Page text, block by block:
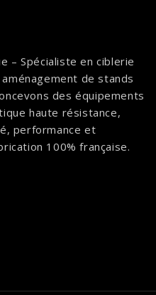
– Spécialiste en ciblerie
de stands
des équipements
haute résistance,
performance et
100% française.